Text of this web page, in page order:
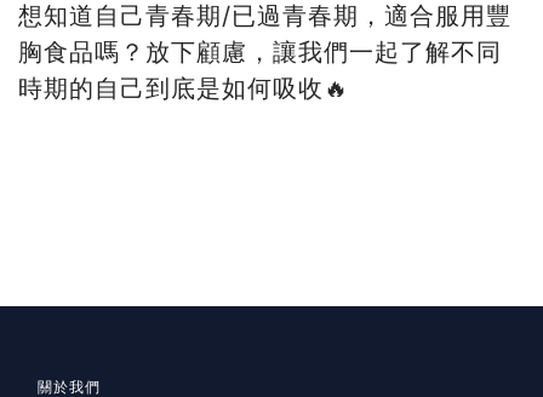
想知道自己青春期/已過青春期，適合服用豐
胸食品嗎？放下顧慮，讓我們一起了解不同
時期的自己到底是如何吸收🔥
關於我們